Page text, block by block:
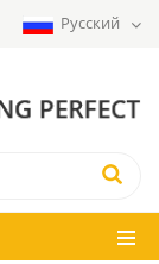
Русский